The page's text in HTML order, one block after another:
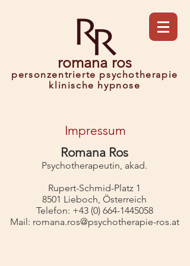
romana ros
personzentrierte psychotherapie
klinische hypnose
Impressum
Romana Ros
Psychotherapeutin, akad.
Rupert-Schmid-Platz 1
8501 Lieboch, Österreich
Telefon: +43 (0) 664-1445058
Mail: romana.ros@psychotherapie-ros.at